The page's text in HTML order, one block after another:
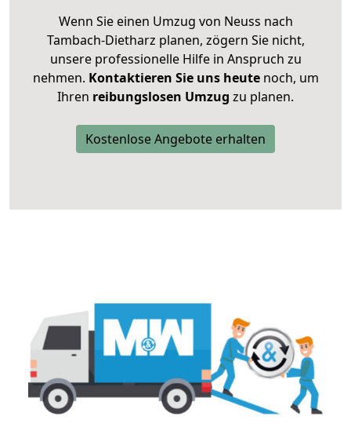
Wenn Sie einen Umzug von Neuss nach
Tambach-Dietharz planen, zögern Sie nicht,
unsere professionelle Hilfe in Anspruch zu
nehmen. Kontaktieren Sie uns heutenoch, um
Ihren reibungslosen Umzug zu planen.
Kostenlose Angebote erhalten